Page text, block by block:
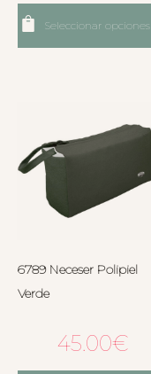
Seleccionar opciones
6789 Neceser Polipiel
Verde
45.00€